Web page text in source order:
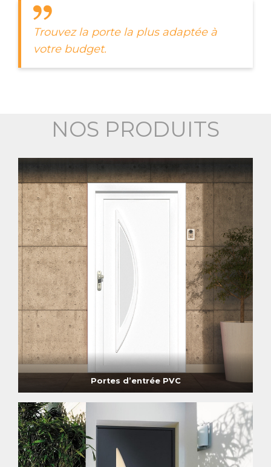
Trouvez la porte la plus adaptée à
votre budget.
Portes d’entrée PVC
NOS PRODUITS